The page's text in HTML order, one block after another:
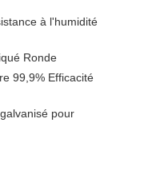
à l'humidité
Ronde
99,9% Efficacité
pour